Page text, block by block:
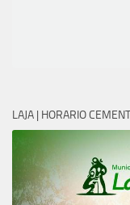
LAJA | HORARIO